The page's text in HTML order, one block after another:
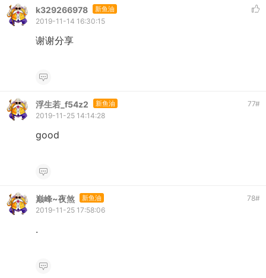
k329266978 新鱼油
2019-11-14 16:30:15
谢谢分享
浮生若_f54z2 新鱼油 77#
2019-11-25 14:14:28
good
巅峰~夜煞 新鱼油 78#
2019-11-25 17:58:06
.